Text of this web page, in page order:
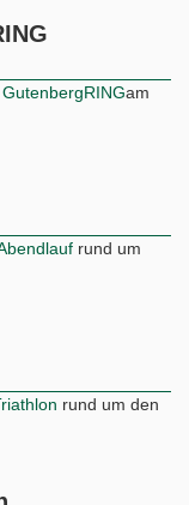
am
rund um
rund um den